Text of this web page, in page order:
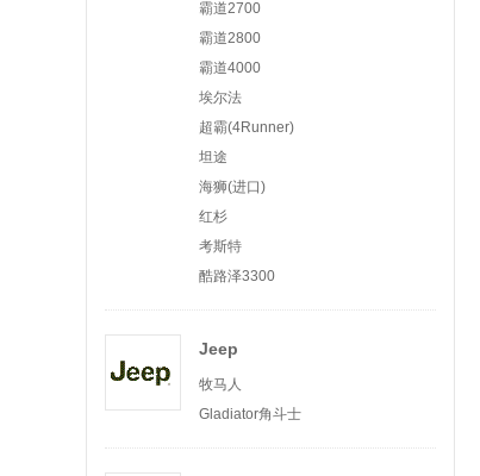
霸道2700
霸道2800
霸道4000
埃尔法
超霸(4Runner)
坦途
海狮(进口)
红杉
考斯特
酷路泽3300
Jeep
牧马人
Gladiator角斗士